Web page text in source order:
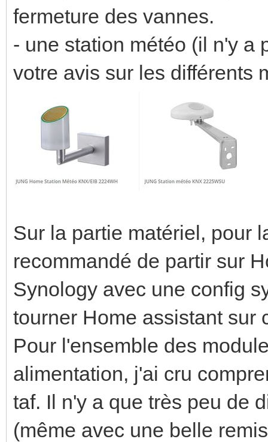
fermeture des vannes.
- une station météo (il n'y a
votre avis sur les différents
Sur la partie matériel, pour
recommandé de partir sur
Synology avec une config
tourner Home assistant sur
Pour l'ensemble des
alimentation, j'ai cru
taf. Il n'y a que très peu de
(même avec une belle